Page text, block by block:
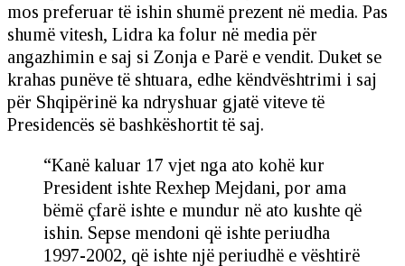
mos preferuar të ishin shumë prezent në media. Pas
shumë vitesh, Lidra ka folur në media për
angazhimin e saj si Zonja e Parë e vendit. Duket se
krahas punëve të shtuara, edhe këndvështrimi i saj
për Shqipërinë ka ndryshuar gjatë viteve të
Presidencës së bashkëshortit të saj.
“Kanë kaluar 17 vjet nga ato kohë kur
President ishte Rexhep Mejdani, por ama
bëmë çfarë ishte e mundur në ato kushte që
ishin. Sepse mendoni që ishte periudha
1997-2002, që ishte një periudhë e vështirë